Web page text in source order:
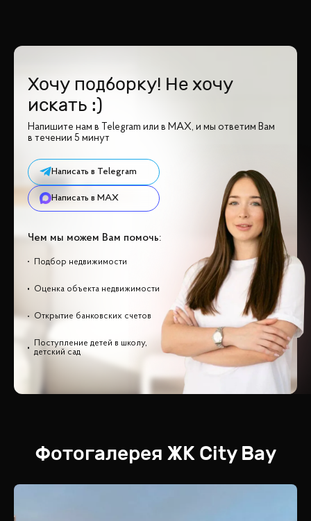
Хочу подборку! Не хочу
искать :)
Напишите нам в Telegram или в MAX, и мы ответим Вам
в течении 5 минут
Написать в Telegram
Написать в MAX
Чем мы можем Вам помочь:
Подбор недвижимости
Оценка объекта недвижимости
Открытие банковских счетов
Поступление детей в школу,
детский сад
Фотогалерея ЖК City Bay